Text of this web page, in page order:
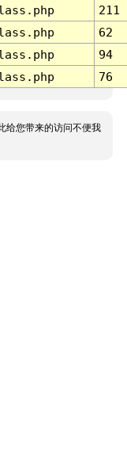
211
62
94
76
给您带来的访问不便我